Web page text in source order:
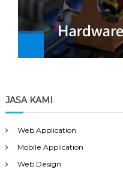
JASA KAMI
Web Application
Mobile Application
Web Design